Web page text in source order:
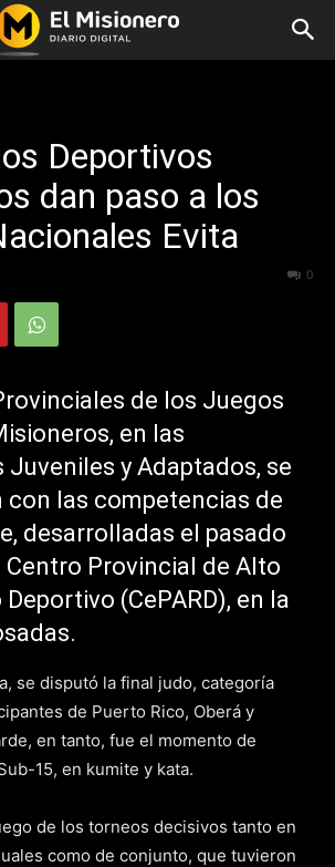
Deportivos
dan paso a los
Evita
0
de los Juegos
en las
y Adaptados, se
las competencias de
desarrolladas el pasado
Centro Provincial de Alto
(CePARD), en la
se disputó la final judo, categoría
de Puerto Rico, Oberá y
en tanto, fue el momento de
15, en kumite y kata.
de los torneos decisivos tanto en
como de conjunto, que tuvieron